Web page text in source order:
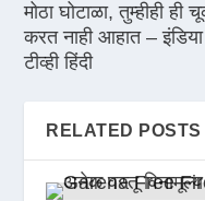
मोठा घोटाळा, तुम्हीही ही
करत नाही आहात – इंडिया
टीव्ही हिंदी
RELATED POSTS